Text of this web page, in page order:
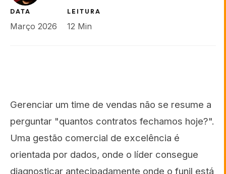
DATA
Março 2026
LEITURA
12 Min
Gerenciar um time de vendas não se resume a
perguntar "quantos contratos fechamos hoje?".
Uma gestão comercial de excelência é
orientada por dados, onde o líder consegue
diagnosticar antecipadamente onde o funil está